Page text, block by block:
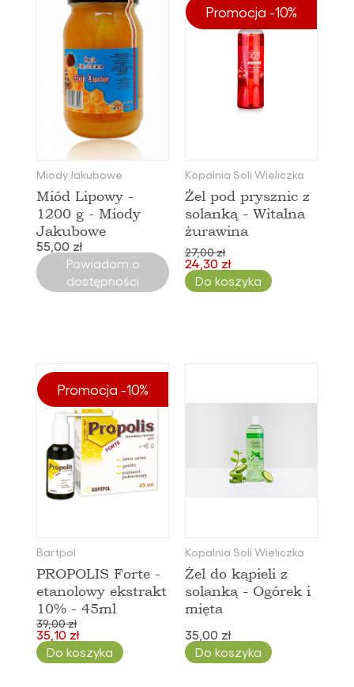
Miody Jakubowe
Miód Lipowy -
1200 g - Miody
Jakubowe
55,00 zł
Powiadom o
dostępności
Promocja -10%
Kopalnia Soli Wieliczka
Żel pod prysznic z
solanką - Witalna
żurawina
27,00 zł
24,30 zł
Do koszyka
Promocja -10%
Bartpol
PROPOLIS Forte -
etanolowy ekstrakt
10% - 45ml
39,00 zł
35,10 zł
Do koszyka
Kopalnia Soli Wieliczka
Żel do kąpieli z
solanką - Ogórek i
mięta
35,00 zł
Do koszyka